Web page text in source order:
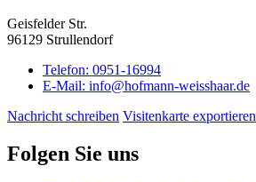
Geisfelder Str.
96129 Strullendorf
Telefon: 0951-16994
E-Mail: info@hofmann-weisshaar.de
Nachricht schreiben Visitenkarte exportieren
Folgen Sie uns